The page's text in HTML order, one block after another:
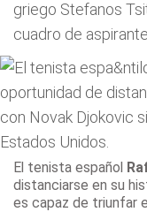
griego Stefanos
cuadro de
El tenista español
distanciarse en su
es capaz de triunfar